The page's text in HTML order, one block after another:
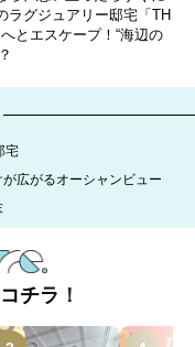
ラグジュアリー邸宅「TH
とエスケープ！“海辺の
宅
広がるオーシャンビュー
チラ！